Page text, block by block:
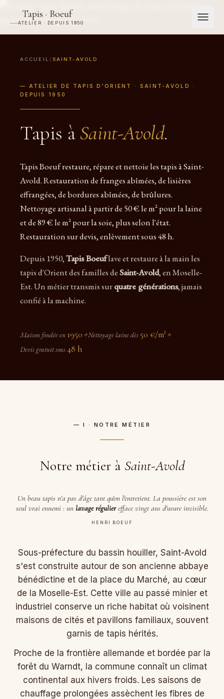
Tapis · Boeuf
ATELIER · DEPUIS 1950
ACCUEIL / SAINT-AVOLD
— ATELIER DE TAPIS D'ORIENT · SAINT-AVOLD ·
DEPUIS 1950
Tapis à Saint-Avold.
Tapis Boeuf restaure, répare et nettoie les tapis à Saint-
Avold. Restauration de franges abîmées, de lisières
effrangées, de bordures abîmées, de brûlures.
Nettoyage artisanal à partir de 50 € le m² pour la laine
et de 89 € le m² pour la soie, plus selon l'état.
Restauration sur devis, enlèvement sous 48 h.
Depuis 1950,Tapis Boeuflave et restaure à la main les
tapis d'Orient des familles deSaint-Avold, en Moselle-
Est. Un métier transmis surquatre générations, jamais
confié à la machine.
Maison fondée en 1950 ✦Nettoyage laine dès 50 €/m² ✦
Devis gratuit sous48 h
— I · NOTRE MÉTIER
Notre métier à Saint-Avold
Un beau tapis n'a pas d'âge tant qu'on l'entretient. La poussière est son
seul vrai ennemi : un lavage régulierefface vingt ans d'usure invisible.
HENRI BOEUF
Sous-préfecture du bassin houiller, Saint-Avold
s'est construite autour de son ancienne abbaye
bénédictine et de la place du Marché, au cœur
de la Moselle-Est. Cette ville au passé minier et
industriel conserve un riche habitat où voisinent
maisons de cités et pavillons familiaux, souvent
garnis de tapis hérités.
Proche de la frontière allemande et bordée par la
forêt du Warndt, la commune connaît un climat
continental aux hivers froids. Les saisons de
chauffage prolongées assèchent les fibres de